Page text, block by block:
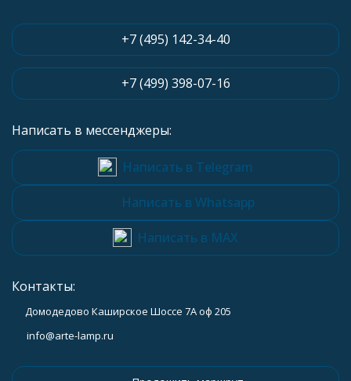
+7 (495) 142-34-40
+7 (499) 398-07-16
Написать в мессенджеры:
Написать в Telegram
Написать в Whatsapp
Написать в MAX
Контакты:
Домодедово Каширское Шоссе 7А оф 205
info@arte-lamp.ru